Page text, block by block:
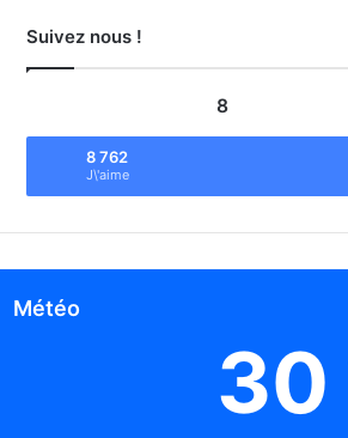
Suivez nous !
8
8 762
J\'aime
Météo
30